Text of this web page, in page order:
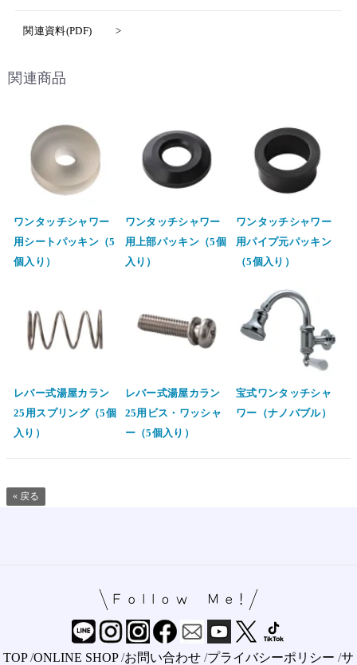
関連資料(PDF)
関連商品
ワンタッチシャワー
用シートパッキン（5
個入り）
ワンタッチシャワー
用上部パッキン（5個
入り）
ワンタッチシャワー
用パイプ元パッキン
（5個入り）
レバー式湯屋カラン
25用スプリング（5個
入り）
レバー式湯屋カラン
25用ビス・ワッシャ
ー（5個入り）
宝式ワンタッチシャ
ワー（ナノバブル）
« 戻る
TOP/ONLINE SHOP/お問い合わせ /プライバシーポリシー /サ